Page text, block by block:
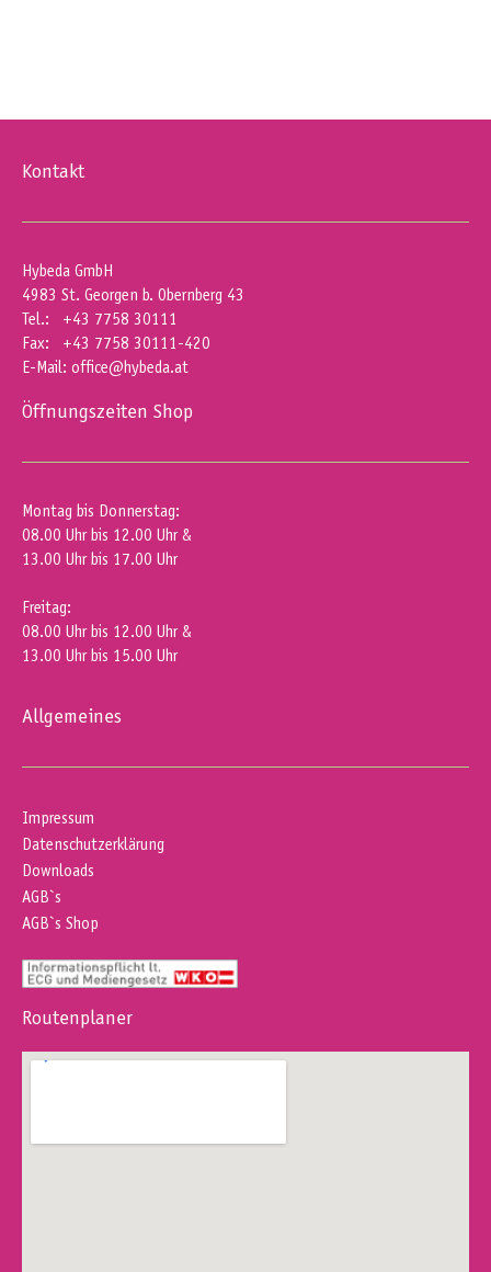
Kontakt
Hybeda GmbH
4983 St. Georgen b. Obernberg 43
Tel.: +43 7758 30111
Fax: +43 7758 30111-420
E-Mail: office@hybeda.at
Öffnungszeiten Shop
Montag bis Donnerstag:
08.00 Uhr bis 12.00 Uhr &
13.00 Uhr bis 17.00 Uhr
Freitag:
08.00 Uhr bis 12.00 Uhr &
13.00 Uhr bis 15.00 Uhr
Allgemeines
Impressum
Datenschutzerklärung
Downloads
AGB`s
AGB`s Shop
Routenplaner